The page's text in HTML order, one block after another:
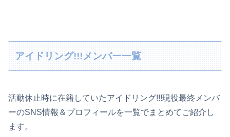
アイドリング!!!メンバー一覧
活動休止時に在籍していたアイドリング!!!現役最終メンバ
ーのSNS情報＆プロフィールを一覧でまとめてご紹介し
ます。